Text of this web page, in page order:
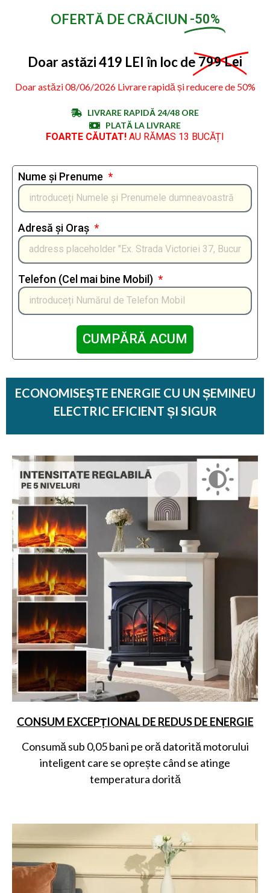
OFERTĂ DE CRĂCIUN -50%
Doar astăzi 419 LEI în loc de 799 Lei
Doar astăzi 08/06/2026 Livrare rapidă și reducere de 50%
LIVRARE RAPIDĂ 24/48 ORE
PLATĂ LA LIVRARE
FOARTE CĂUTAT! AU RĂMAS 13 BUCĂȚI
Nume și Prenume
Adresă și Oraș
Telefon (Cel mai bine Mobil)
CUMPĂRĂ ACUM
ECONOMISEȘTE ENERGIE CU UN ȘEMINEU
ELECTRIC EFICIENT ȘI SIGUR
CONSUM EXCEPȚIONAL DE REDUS DE ENERGIE
Consumă sub 0,05 bani pe oră datorită motorului
inteligent care se oprește când se atinge
temperatura dorită